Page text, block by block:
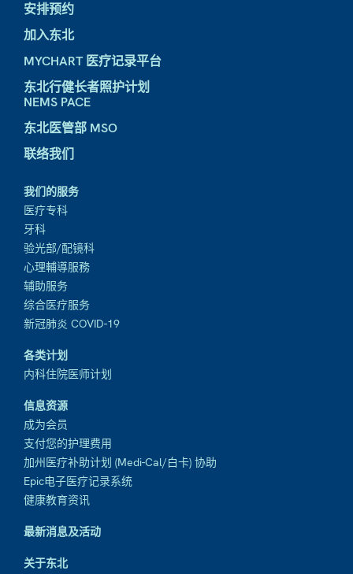
安排预约
加入东北
MYCHART 医疗记录平台
东北行健长者照护计划
NEMS PACE
东北医管部 MSO
联络我们
我们的服务
医疗专科
牙科
验光部/配镜科
心理輔導服務
辅助服务
综合医疗服务
新冠肺炎 COVID-19
各类计划
内科住院医师计划
信息资源
成为会员
支付您的护理费用
加州医疗补助计划 (Medi-Cal/白卡) 协助
Epic电子医疗记录系统
健康教育资讯
最新消息及活动
关于东北